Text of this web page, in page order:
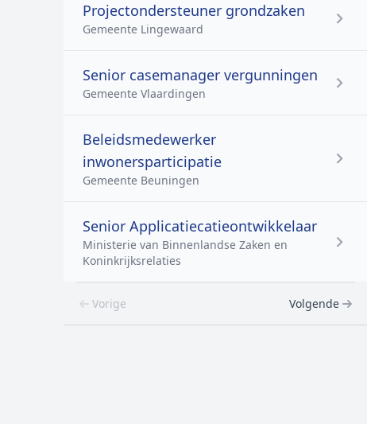
Projectondersteuner grondzaken
Gemeente Lingewaard
Senior casemanager vergunningen
Gemeente Vlaardingen
Beleidsmedewerker
inwonersparticipatie
Gemeente Beuningen
Senior Applicatiecatieontwikkelaar
Ministerie van Binnenlandse Zaken en
Koninkrijksrelaties
Vorige Volgende